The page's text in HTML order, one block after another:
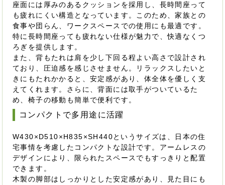
座面には厚みのあるクッションを採用し、長時間座って
も疲れにくい構造となっています。このため、家族との
食事や団らん、ワークスペースでの使用にも最適です。
特に長時間座っても疲れない仕様が魅力で、快適なくつ
ろぎを提供します。
また、背もたれは肩を少し下回る程よい高さで設計され
ており、圧迫感を感じさせません。リラックスしたいと
きにもたれかかると、安定感があり、体全体を優しく支
えてくれます。さらに、背面には取手がついているた
め、椅子の移動も簡単で便利です。
コンパクトで多用途に活躍
W430×D510×H835×SH440というサイズは、日本の住
宅事情を考慮したコンパクトな設計です。アームレスの
デザインにより、限られたスペースでもすっきりと配置
できます。
木製の脚部はしっかりとした安定感があり、見た目にも